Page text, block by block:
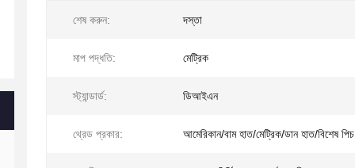
শেষ করুন: দস্তা
মাপ পদ্ধতি: মেট্রিক
স্ট্যান্ডার্ড: ডিআইএন
থ্রেড প্রকার: আমেরিকান/বাম হাত/মেট্রিক/ডান হাত/বিশেষ পিচ